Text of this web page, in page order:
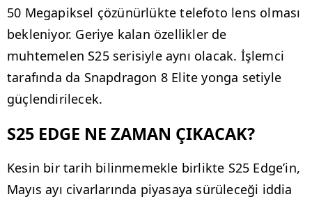
50 Megapiksel çözünürlükte telefoto lens olması
bekleniyor. Geriye kalan özellikler de
muhtemelen S25 serisiyle aynı olacak. İşlemci
tarafında da Snapdragon 8 Elite yonga setiyle
güçlendirilecek.
S25 EDGE NE ZAMAN ÇIKACAK?
Kesin bir tarih bilinmemekle birlikte S25 Edge’in,
Mayıs ayı civarlarında piyasaya sürüleceği iddia